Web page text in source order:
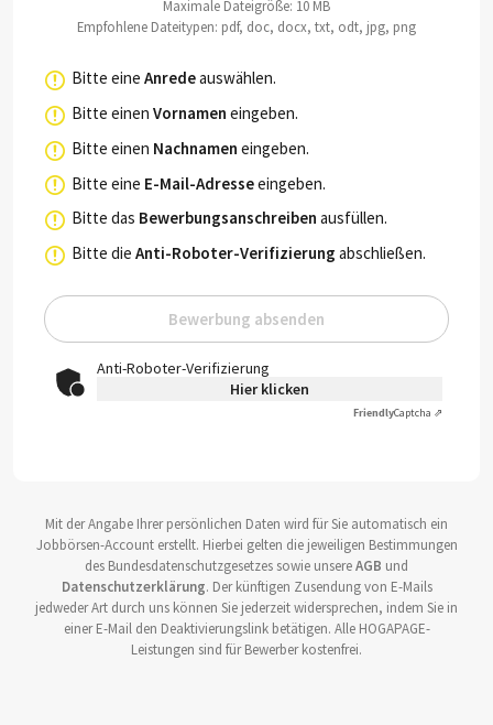
Maximale Dateigröße: 10 MB
Empfohlene Dateitypen: pdf, doc, docx, txt, odt, jpg, png
Bitte eine Anredeauswählen.
Bitte einen Vornamen eingeben.
Bitte einen Nachnamen eingeben.
Bitte eine E-Mail-Adresseeingeben.
Bitte das Bewerbungsanschreiben ausfüllen.
Bitte die Anti-Roboter-Verifizierung abschließen.
Bewerbung absenden
Anti-Roboter-Verifizierung
Hier klicken
FriendlyCaptcha ⇗
Mit der Angabe Ihrer persönlichen Daten wird für Sie automatisch ein
Jobbörsen-Account erstellt. Hierbei gelten die jeweiligen Bestimmungen
des Bundesdatenschutzgesetzes sowie unsereAGB und
Datenschutzerklärung. Der künftigen Zusendung von E-Mails
jedweder Art durch uns können Sie jederzeit widersprechen, indem Sie in
einer E-Mail den Deaktivierungslink betätigen. Alle HOGAPAGE-
Leistungen sind für Bewerber kostenfrei.